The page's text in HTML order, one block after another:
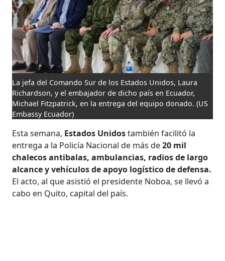
La jefa del Comando Sur de los Estados Unidos, Laura
Richardson, y el embajador de dicho país en Ecuador,
Michael Fitzpatrick, en la entrega del equipo donado. (US
Embassy Ecuador)
Esta semana, Estados Unidostambién facilitó la
entrega a la Policía Nacional de más de20 mil
chalecos antibalas, ambulancias, radios de largo
alcance y vehículos de apoyo logístico de defensa.
El acto, al que asistió el presidente Noboa, se llevó a
cabo en Quito, capital del país.